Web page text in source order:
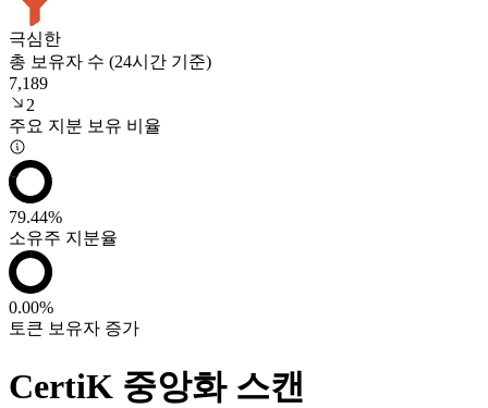
극심한
총 보유자 수 (24시간 기준)
7,189
2
주요 지분 보유 비율
79.44%
소유주 지분율
0.00%
토큰 보유자 증가
CertiK 중앙화 스캔